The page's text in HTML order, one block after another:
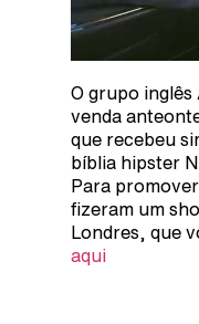
O grupo
venda
que recebeu
bíblia hipster
Para
fizeram um
Londres, que
aqui